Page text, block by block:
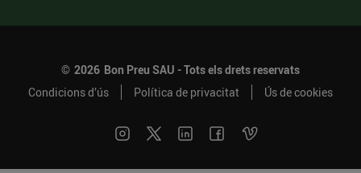
© 2026 Bon Preu SAU - Tots els drets reservats
Condicions d’ús
Política de privacitat Ús de cookies